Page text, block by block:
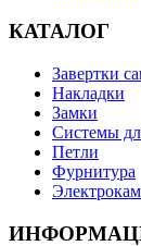
КАТАЛОГ
Завертки
Накладки
Замки
Системы
Петли
Фурнитура